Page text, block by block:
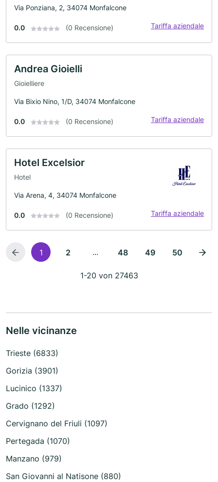
Via Ponziana, 2, 34074 Monfalcone
0.0 (0 Recensione) Tariffa aziendale
Andrea Gioielli
Gioielliere
Via Bixio Nino, 1/D, 34074 Monfalcone
0.0 (0 Recensione) Tariffa aziendale
Hotel Excelsior
Hotel
Via Arena, 4, 34074 Monfalcone
0.0 (0 Recensione) Tariffa aziendale
1 2 ... 48 49 50
1-20 von 27463
Nelle vicinanze
Trieste (6833)
Gorizia (3901)
Lucinico (1337)
Grado (1292)
Cervignano del Friuli (1097)
Pertegada (1070)
Manzano (979)
San Giovanni al Natisone (880)